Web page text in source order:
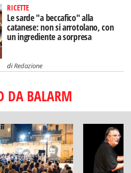
RICETTE
Le sarde "a beccafico" alla
catanese: non si arrotolano, con
un ingrediente a sorpresa
diRedazione
DA BALARM